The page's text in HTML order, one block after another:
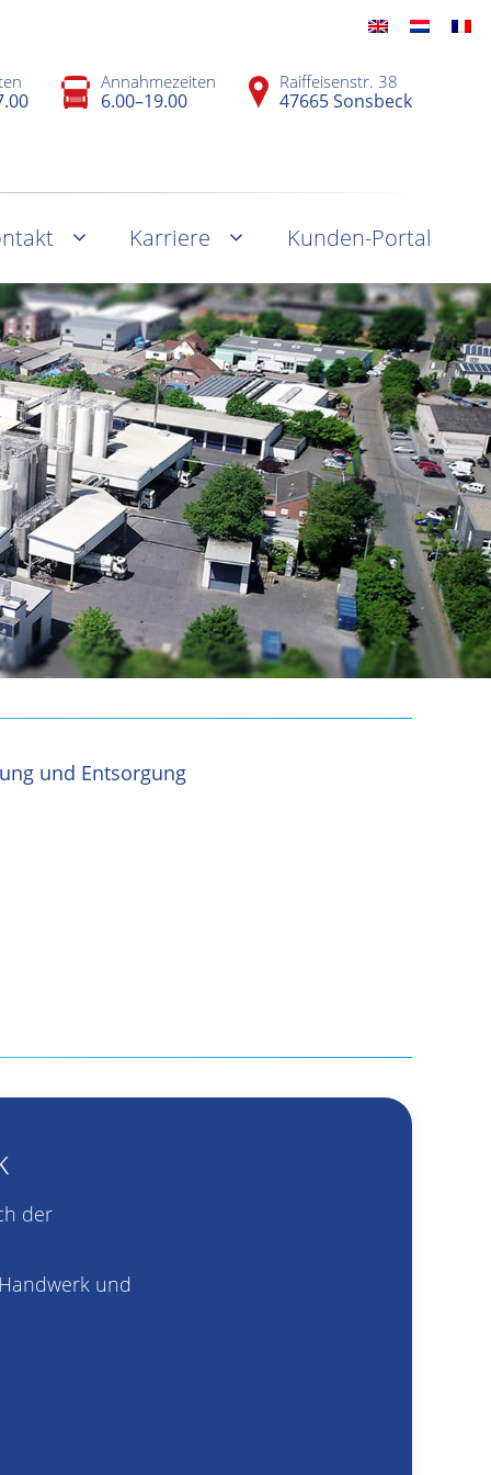
Annahmezeiten
6.00–19.00
Raiffeisenstr. 38
47665 Sonsbeck
Karriere Kunden-Portal
und Entsorgung
der
und